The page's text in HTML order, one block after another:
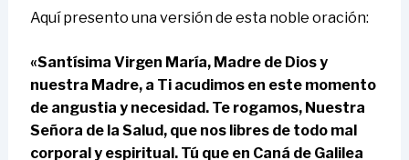
Aquí presento una versión de esta noble oración:
«Santísima Virgen María, Madre de Dios y
nuestra Madre, a Ti acudimos en este momento
de angustia y necesidad. Te rogamos, Nuestra
Señora de la Salud, que nos libres de todo mal
corporal y espiritual. Tú que en Caná de Galilea